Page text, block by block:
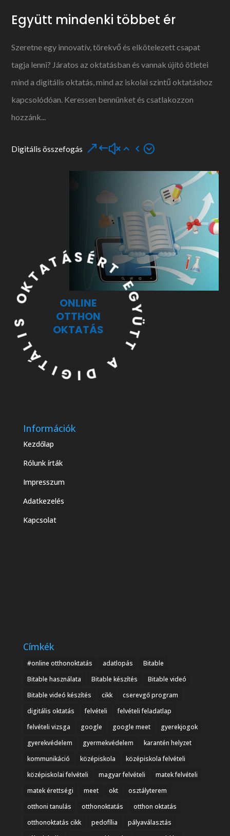
Együtt mindenki többet ér
Szeretne egy innovatív, törekvő és elkötelezett csapat
tagja lenni? Járatos az oktatásban és vannak újító ötletei
mind a digitális oktatás, mind az iskolai szintű oktatáshoz
kapcsolódóan. Keressen bennünket és csatlakozzon
hozzánk...
Digitális összefogás
ONLINE
OTTHON
OKTATÁS
E
G
Y
Ü
T
T
A
D
I
G
I
T
Á
L
I
O
KTATÁ SÉRT
Információk
Kezdőlap
Rólunk írták
Impresszum
Adatkezelés
Kapcsolat
Címkék
#online otthonoktatás adatlopás
Bitable
Bitable használata
Bitable készítés
Bitable videó
Bitable videó készítés
cikk
cserevgő program
digitális oktatás
felvételi
felvételi feladatlap
felvételi vizsga
google google meet
gyerekjogok
gyerekvédelem
gyermekvédelem
karantén helyzet
kommunikáció
középiskola
középiskola felvételi
középiskolai felvételi
magyar felvételi
matek felvételi
matek érettségi
meet okt
osztályterem
otthoni tanulás
otthonoktatás
otthon oktatás
otthonoktatás cikk
pedofília
pályaválasztás